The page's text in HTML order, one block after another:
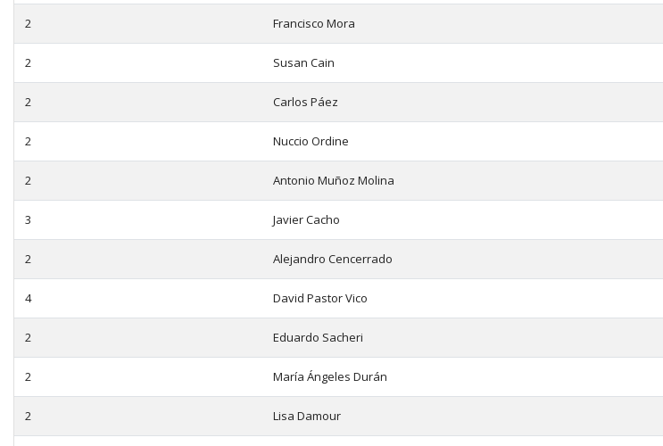
2 Francisco Mora
2 Susan Cain
2 Carlos Páez
2 Nuccio Ordine
2 Antonio Muñoz Molina
3 Javier Cacho
2 Alejandro Cencerrado
4 David Pastor Vico
2 Eduardo Sacheri
2 María Ángeles Durán
2 Lisa Damour